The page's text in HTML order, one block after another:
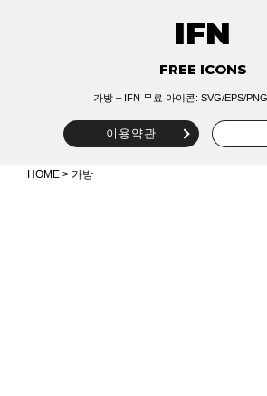
IFN
FREE ICONS
가방 – IFN 무료 아이콘: SVG/EPS/
이용약관
HOME > 가방